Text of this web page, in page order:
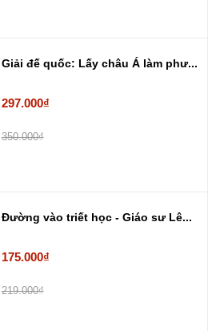
Giải đế quốc: Lấy châu Á làm phư...
297.000₫
350.000₫
Đường vào triết học - Giáo sư Lê...
175.000₫
219.000₫